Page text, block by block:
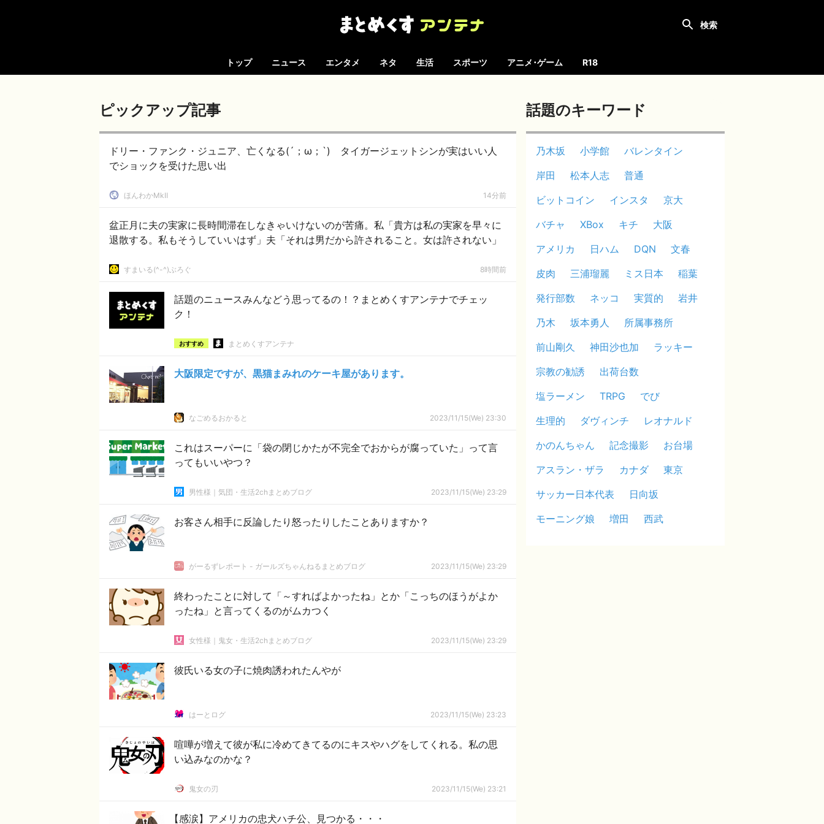
トップ ニュース エンタメ ネタ 生活 スポーツ アニメ･ゲーム R18
ピックアップ記事
ドリー・ファンク・ジュニア、亡くなる(´；ω；`) タイガージェットシンが実はいい人
でショックを受けた思い出
ほんわかMkⅡ 14分前
盆正月に夫の実家に長時間滞在しなきゃいけないのが苦痛。私「貴方は私の実家を早々に
退散する。私もそうしていいはず」夫「それは男だから許されること。女は許されない」
すまいる(^-^)ぶろぐ 8時間前
話題のニュースみんなどう思ってるの！？まとめくすアンテナでチェッ
ク！
おすすめ まとめくすアンテナ
大阪限定ですが、黒猫まみれのケーキ屋があります。
なごめるおかると 2023/11/15(We) 23:30
これはスーパーに「袋の閉じかたが不完全でおからが腐っていた」って言
ってもいいやつ？
男性様｜気団・生活2chまとめブログ 2023/11/15(We) 23:29
お客さん相手に反論したり怒ったりしたことありますか？
がーるずレポート - ガールズちゃんねるまとめブログ 2023/11/15(We) 23:29
終わったことに対して「～すればよかったね」とか「こっちのほうがよか
ったね」と言ってくるのがムカつく
女性様｜鬼女・生活2chまとめブログ 2023/11/15(We) 23:29
彼氏いる女の子に焼肉誘われたんやが
はーとログ 2023/11/15(We) 23:23
喧嘩が増えて彼が私に冷めてきてるのにキスやハグをしてくれる。私の思
い込みなのかな？
鬼女の刃 2023/11/15(We) 23:21
【感涙】アメリカの忠犬ハチ公、見つかる・・・
話題のキーワード
乃木坂 小学館
バレンタイン
岸田
松本人志
普通
ビットコイン
インスタ
京大
バチャ
XBox キチ
大阪
アメリカ
日ハム DQN
文春
皮肉
三浦瑠麗 ミス日本
稲葉
発行部数
ネッコ 実質的
岩井
乃木
坂本勇人
所属事務所
前山剛久
神田沙也加
ラッキー
宗教の勧誘
出荷台数
塩ラーメン
TRPG
でび
生理的
ダヴィンチ
レオナルド
かのんちゃん
記念撮影
お台場
アスラン・ザラ
カナダ
東京
サッカー日本代表
日向坂
モーニング娘
増田 西武